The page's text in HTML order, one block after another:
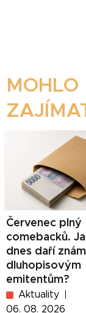
MOHLO
Červenec plný
comebacků.
dnes daří
dluhopisovým
emitentům?
Aktuality
06. 08. 2026